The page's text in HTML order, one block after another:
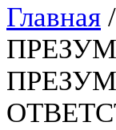
Главная /